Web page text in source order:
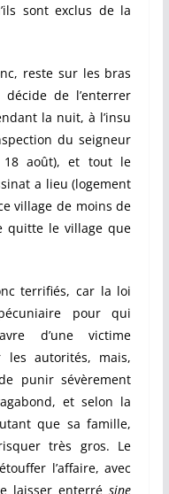
sont exclus de la
reste sur les bras
de l’enterrer
la nuit, à l’insu
du seigneur
août), et tout le
a lieu (logement
village de moins de
quitte le village que
terrifiés, car la loi
pour qui
d’une victime
les autorités, mais,
punir sévèrement
et selon la
que sa famille,
très gros. Le
l’affaire, avec
laisser enterrésine